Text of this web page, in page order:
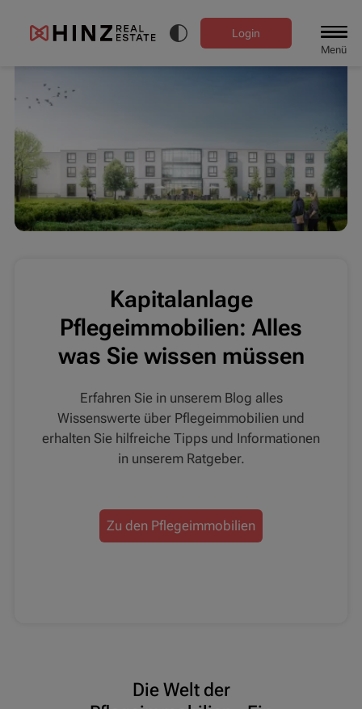
Menü
Login
Kapitalanlage
Pflegeimmobilien: Alles
was Sie wissen müssen
Erfahren Sie in unserem Blog alles
Wissenswerte über Pflegeimmobilien und
erhalten Sie hilfreiche Tipps und Informationen
in unserem Ratgeber.
Zu den Pflegeimmobilien
Die Welt der